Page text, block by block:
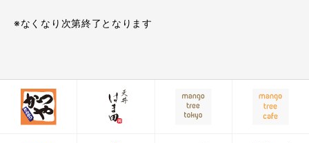
※なくなり次第終了となります